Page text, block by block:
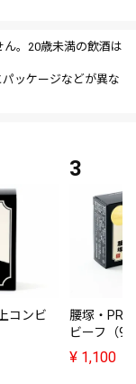
ん。20歳未満の飲酒は
ッケージなどが異な
コンビ
腰塚・
ビーフ（
¥ 1,100